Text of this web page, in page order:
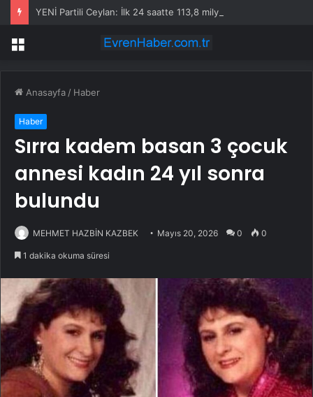
Menü
Anasayfa / Haber
Haber
Sırra kadem basan 3 çocuk
annesi kadın 24 yıl sonra
bulundu
MEHMET HAZBİN KAZBEK Mayıs 20, 2026 0 0
1 dakika okuma süresi